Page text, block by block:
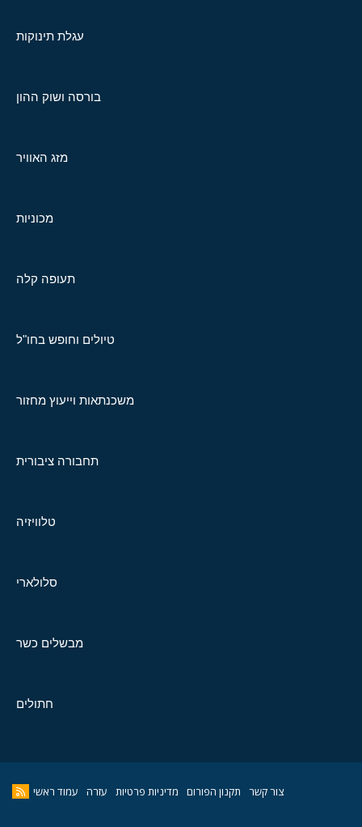
עגלת תינוקות
בורסה ושוק ההון
מזג האוויר
מכוניות
תעופה קלה
טיולים וחופש בחו"ל
משכנתאות וייעוץ מחזור
תחבורה ציבורית
טלוויזיה
סלולארי
מבשלים כשר
חתולים
צור קשר תקנון הפורום מדיניות פרטיות עזרה עמוד ראשי